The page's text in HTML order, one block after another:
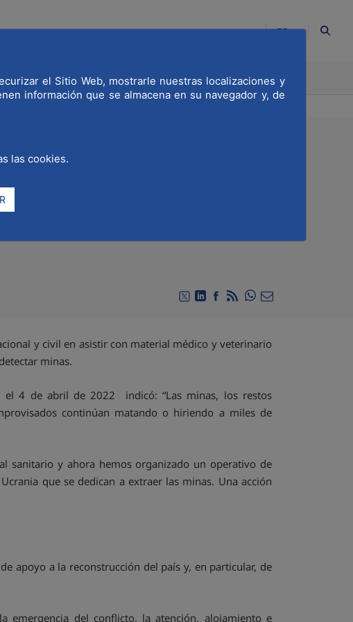
el Sitio Web, mostrarle nuestras localizaciones y
información que se almacena en su navegador y, de
las cookies.
ES
COMUNICACIÓN COMPROMETIDOS
ucranianos
Compartir en Twitter
Compartir en Linkedin
Compartir en Facebook
RSSCompartir en
y civil en asistir con material médico y veterinario
minas.
el 4 de abril de 2022 indicó: “Las minas, los restos
continúan matando o hiriendo a miles de
sanitario y ahora hemos organizado un operativo de
que se dedican a extraer las minas. Una acción
apoyo a la reconstrucción del país y, en particular, de
emergencia del conflicto, la atención, alojamiento e